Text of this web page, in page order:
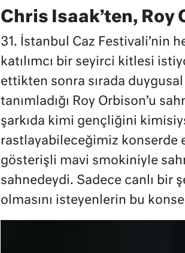
Chris Isaak’ten, Roy
31. İstanbul Caz Festivali’nin
katılımcı bir seyirci kitlesi
ettikten sonra sırada
tanımladığı Roy Orbison’u
şarkıda kimi gençliğini
rastlayabileceğimiz konserde
gösterişli mavi smokiniyle
sahnedeydi. Sadece canlı bir
olmasını isteyenlerin bu